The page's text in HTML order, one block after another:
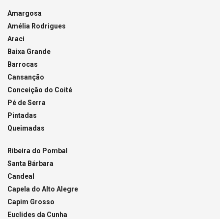
Amargosa
Amélia Rodrigues
Araci
Baixa Grande
Barrocas
Cansanção
Conceição do Coité
Pé de Serra
Pintadas
Queimadas
Ribeira do Pombal
Santa Bárbara
Candeal
Capela do Alto Alegre
Capim Grosso
Euclides da Cunha